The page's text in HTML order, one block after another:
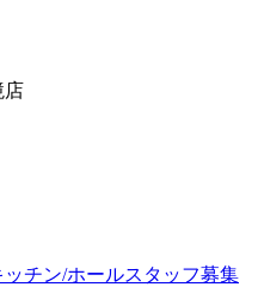
店
ッチン/ホールスタッフ募集